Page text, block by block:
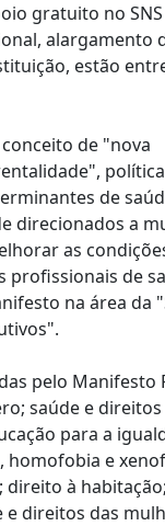
gratuito no
alargamento
estão
de "nova
de
direcionados a
as
profissionais de
na área da
pelo Manifesto
saúde e direitos
para a
homofobia e
à
e direitos das